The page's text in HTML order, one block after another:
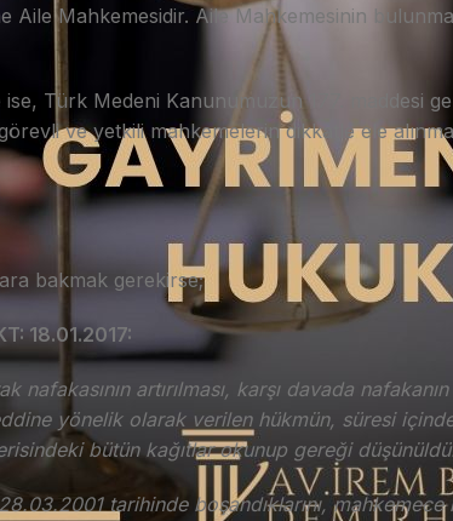
Aile Mahkemesidir. Aile Mahkemesinin
ise, Türk Medeni Kanunumuzun 177. maddesi
ve yetkili mahkemelerin dikkatle ele
bakmak gerekirse;
18.01.2017:
artırılması, karşı davada
yönelik olarak verilen hükmün, süresi
bütün kağıtlar okunup gereği
tarihinde boşandıklarını,